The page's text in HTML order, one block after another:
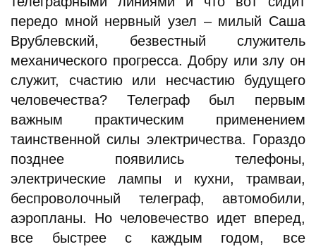
передо мной нервный узел – милый Саша
Врублевский, безвестный служитель
механического прогресса. Добру или злу он
служит, счастию или несчастию будущего
человечества? Телеграф был первым
важным практическим применением
таинственной силы электричества. Гораздо
позднее появились телефоны,
электрические лампы и кухни, трамваи,
беспроволочный телеграф, автомобили,
аэропланы. Но человечество идет вперед,
все быстрее с каждым годом, все